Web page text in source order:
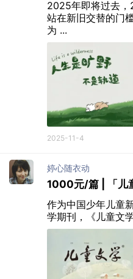
2025年即将过去
站在新旧交替的门
为 ...
2025-11-4
婷心随衣动
1000元/篇 | 「儿
作为中国少年儿童
学期刊，《儿童文